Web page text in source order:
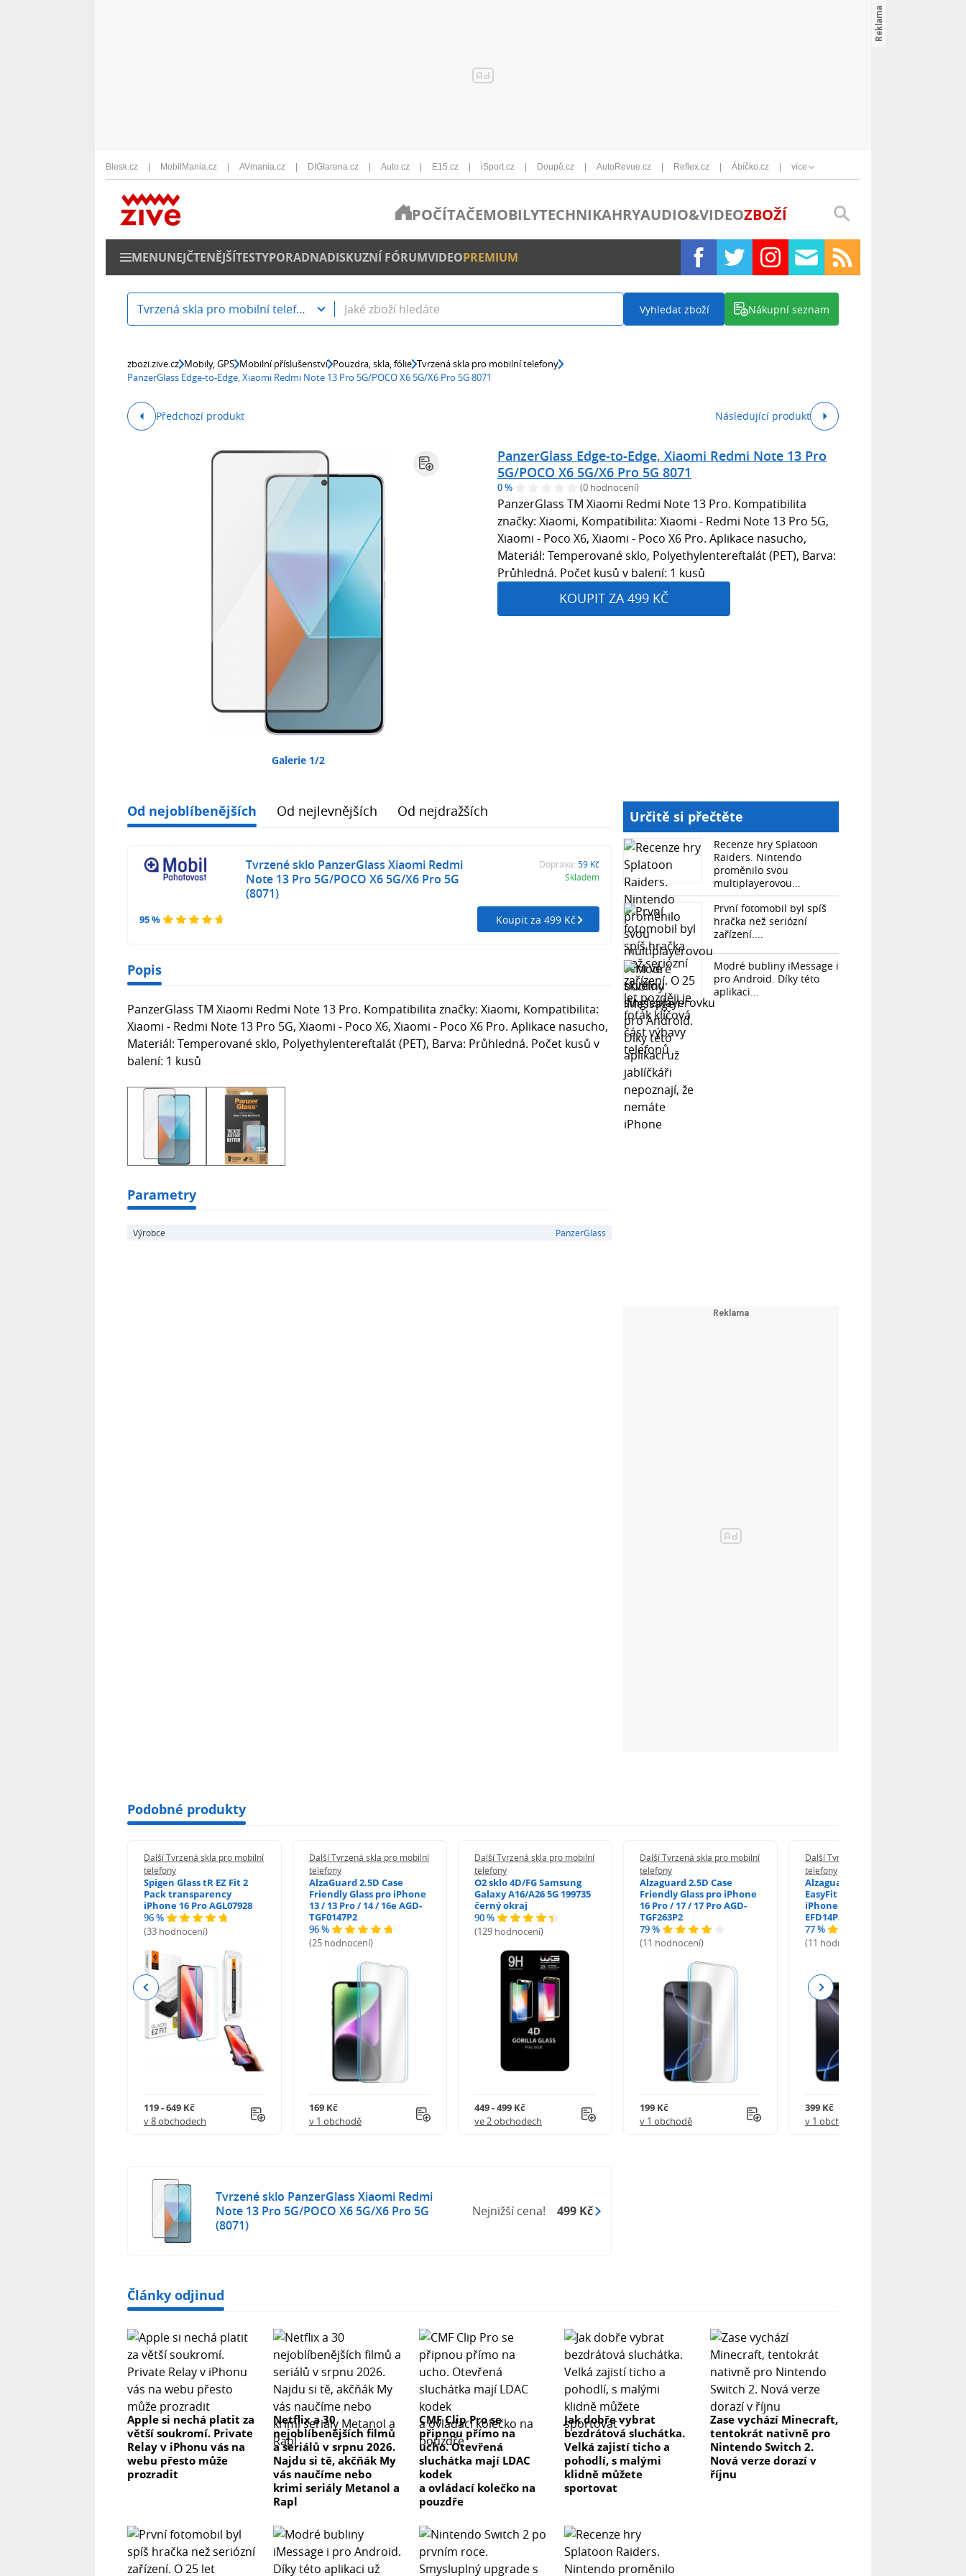
Blesk.cz MobilMania.cz AVmania.cz DIGIarena.cz Auto.cz E15.cz iSport.cz Doupě.cz AutoRevue.cz Reflex.cz Ábíčko.cz více
POČÍTAČEMOBILYTECHNIKAHRYAUDIO&VIDEOZBOŽÍ
MENUNEJČTENĚJŠÍTESTYPORADNADISKUZNÍ FÓRUMVIDEOPREMIUM
Tvrzená skla pro mobilní telefony Vyhledat zboží Nákupní seznam
zbozi.zive.cz Mobily, GPS Mobilní příslušenství Pouzdra, skla, fólie Tvrzená skla pro mobilní telefony
PanzerGlass Edge-to-Edge, Xiaomi Redmi Note 13 Pro 5G/POCO X6 5G/X6 Pro 5G 8071
Předchozí produkt Následující produkt
Galerie 1/2
PanzerGlass Edge-to-Edge, Xiaomi Redmi Note 13 Pro
5G/POCO X6 5G/X6 Pro 5G 8071
0 % (0 hodnocení)
PanzerGlass TM Xiaomi Redmi Note 13 Pro. Kompatibilita
značky: Xiaomi, Kompatibilita: Xiaomi - Redmi Note 13 Pro 5G,
Xiaomi - Poco X6, Xiaomi - Poco X6 Pro. Aplikace nasucho,
Materiál: Temperované sklo, Polyethylentereftalát (PET), Barva:
Průhledná. Počet kusů v balení: 1 kusů
KOUPIT ZA 499 KČ
Od nejoblíbenějších Od nejlevnějších Od nejdražších
95 %
Tvrzené sklo PanzerGlass Xiaomi Redmi
Note 13 Pro 5G/POCO X6 5G/X6 Pro 5G
(8071)
Doprava: 59 Kč
Skladem
Koupit za 499 Kč
Popis
PanzerGlass TM Xiaomi Redmi Note 13 Pro. Kompatibilita značky: Xiaomi, Kompatibilita:
Xiaomi - Redmi Note 13 Pro 5G, Xiaomi - Poco X6, Xiaomi - Poco X6 Pro. Aplikace nasucho,
Materiál: Temperované sklo, Polyethylentereftalát (PET), Barva: Průhledná. Počet kusů v
balení: 1 kusů
Parametry
Výrobce PanzerGlass
Určitě si přečtěte
Recenze hry Splatoon
Raiders. Nintendo
proměnilo svou
multiplayerovou...
První fotomobil byl spíš
hračka než seriózní
zařízení....
Modré bubliny iMessage i
pro Android. Díky této
aplikaci...
Podobné produkty
Další Tvrzená skla pro mobilní
telefony
Spigen Glass tR EZ Fit 2
Pack transparency
iPhone 16 Pro AGL07928
96 %
(33 hodnocení)
119 - 649 Kč
v 8 obchodech
Další Tvrzená skla pro mobilní
telefony
AlzaGuard 2.5D Case
Friendly Glass pro iPhone
13 / 13 Pro / 14 / 16e AGD-
TGF0147P2
96 %
(25 hodnocení)
169 Kč
v 1 obchodě
Další Tvrzená skla pro mobilní
telefony
O2 sklo 4D/FG Samsung
Galaxy A16/A26 5G 199735
černý okraj
90 %
(129 hodnocení)
449 - 499 Kč
ve 2 obchodech
Další Tvrzená skla pro mobilní
telefony
Alzaguard 2.5D Case
Friendly Glass pro iPhone
16 Pro / 17 / 17 Pro AGD-
TGF263P2
79 %
(11 hodnocení)
199 Kč
v 1 obchodě
Další Tvrzená skla pro mobilní
telefony
Alzaguard 2.5D Glass
EasyFit DustFree pro
iPhone 16 Pro / 17 AGD-
EFD14P3
77 %
(11 hodnocení)
399 Kč
v 1 obchodě
Previous Next
Tvrzené sklo PanzerGlass Xiaomi Redmi
Note 13 Pro 5G/POCO X6 5G/X6 Pro 5G
(8071)
Nejnižší cena! 499 Kč
Články odjinud
Apple si nechá platit za
větší soukromí. Private
Relay v iPhonu vás na
webu přesto může
prozradit
Netflix a 30
nejoblíbenějších filmů
a seriálů v srpnu 2026.
Najdu si tě, akčňák My
vás naučíme nebo
krimi seriály Metanol a
Rapl
CMF Clip Pro se
připnou přímo na
ucho. Otevřená
sluchátka mají LDAC
kodek
a ovládací kolečko na
pouzdře
Jak dobře vybrat
bezdrátová sluchátka.
Velká zajistí ticho a
pohodlí, s malými
klidně můžete
sportovat
Zase vychází Minecraft,
tentokrát nativně pro
Nintendo Switch 2.
Nová verze dorazí v
říjnu